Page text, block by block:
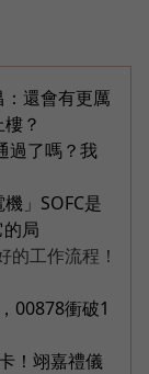
還會有更厲
？
過了嗎？我
」SOFC是
局
的工作流程！
00878衝破1
！翊嘉禮儀